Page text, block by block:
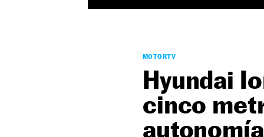
MOTORTV
Hyundai
cinco